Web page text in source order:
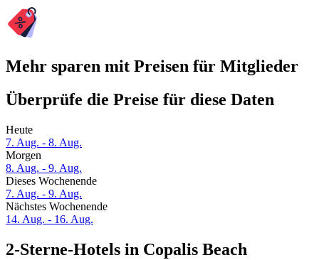
Mehr sparen mit Preisen für Mitglieder
Überprüfe die Preise für diese Daten
Heute
7. Aug. - 8. Aug.
Morgen
8. Aug. - 9. Aug.
Dieses Wochenende
7. Aug. - 9. Aug.
Nächstes Wochenende
14. Aug. - 16. Aug.
2-Sterne-Hotels in Copalis Beach